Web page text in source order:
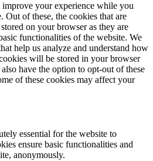
your experience while you
Out of these, the cookies that are
on your browser as they are
functionalities of the website. We
help us analyze and understand how
will be stored in your browser
have the option to opt-out of these
of these cookies may affect your
essential for the website to
ensure basic functionalities and
anonymously.